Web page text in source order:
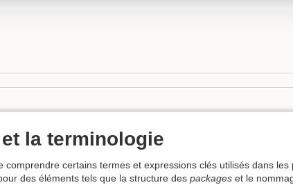
la terminologie
certains termes et expressions clés utilisés dans
des éléments tels que la structure des packages et le